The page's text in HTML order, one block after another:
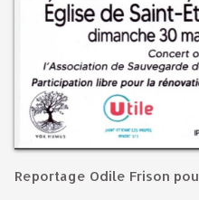
Reportage Odile Frison